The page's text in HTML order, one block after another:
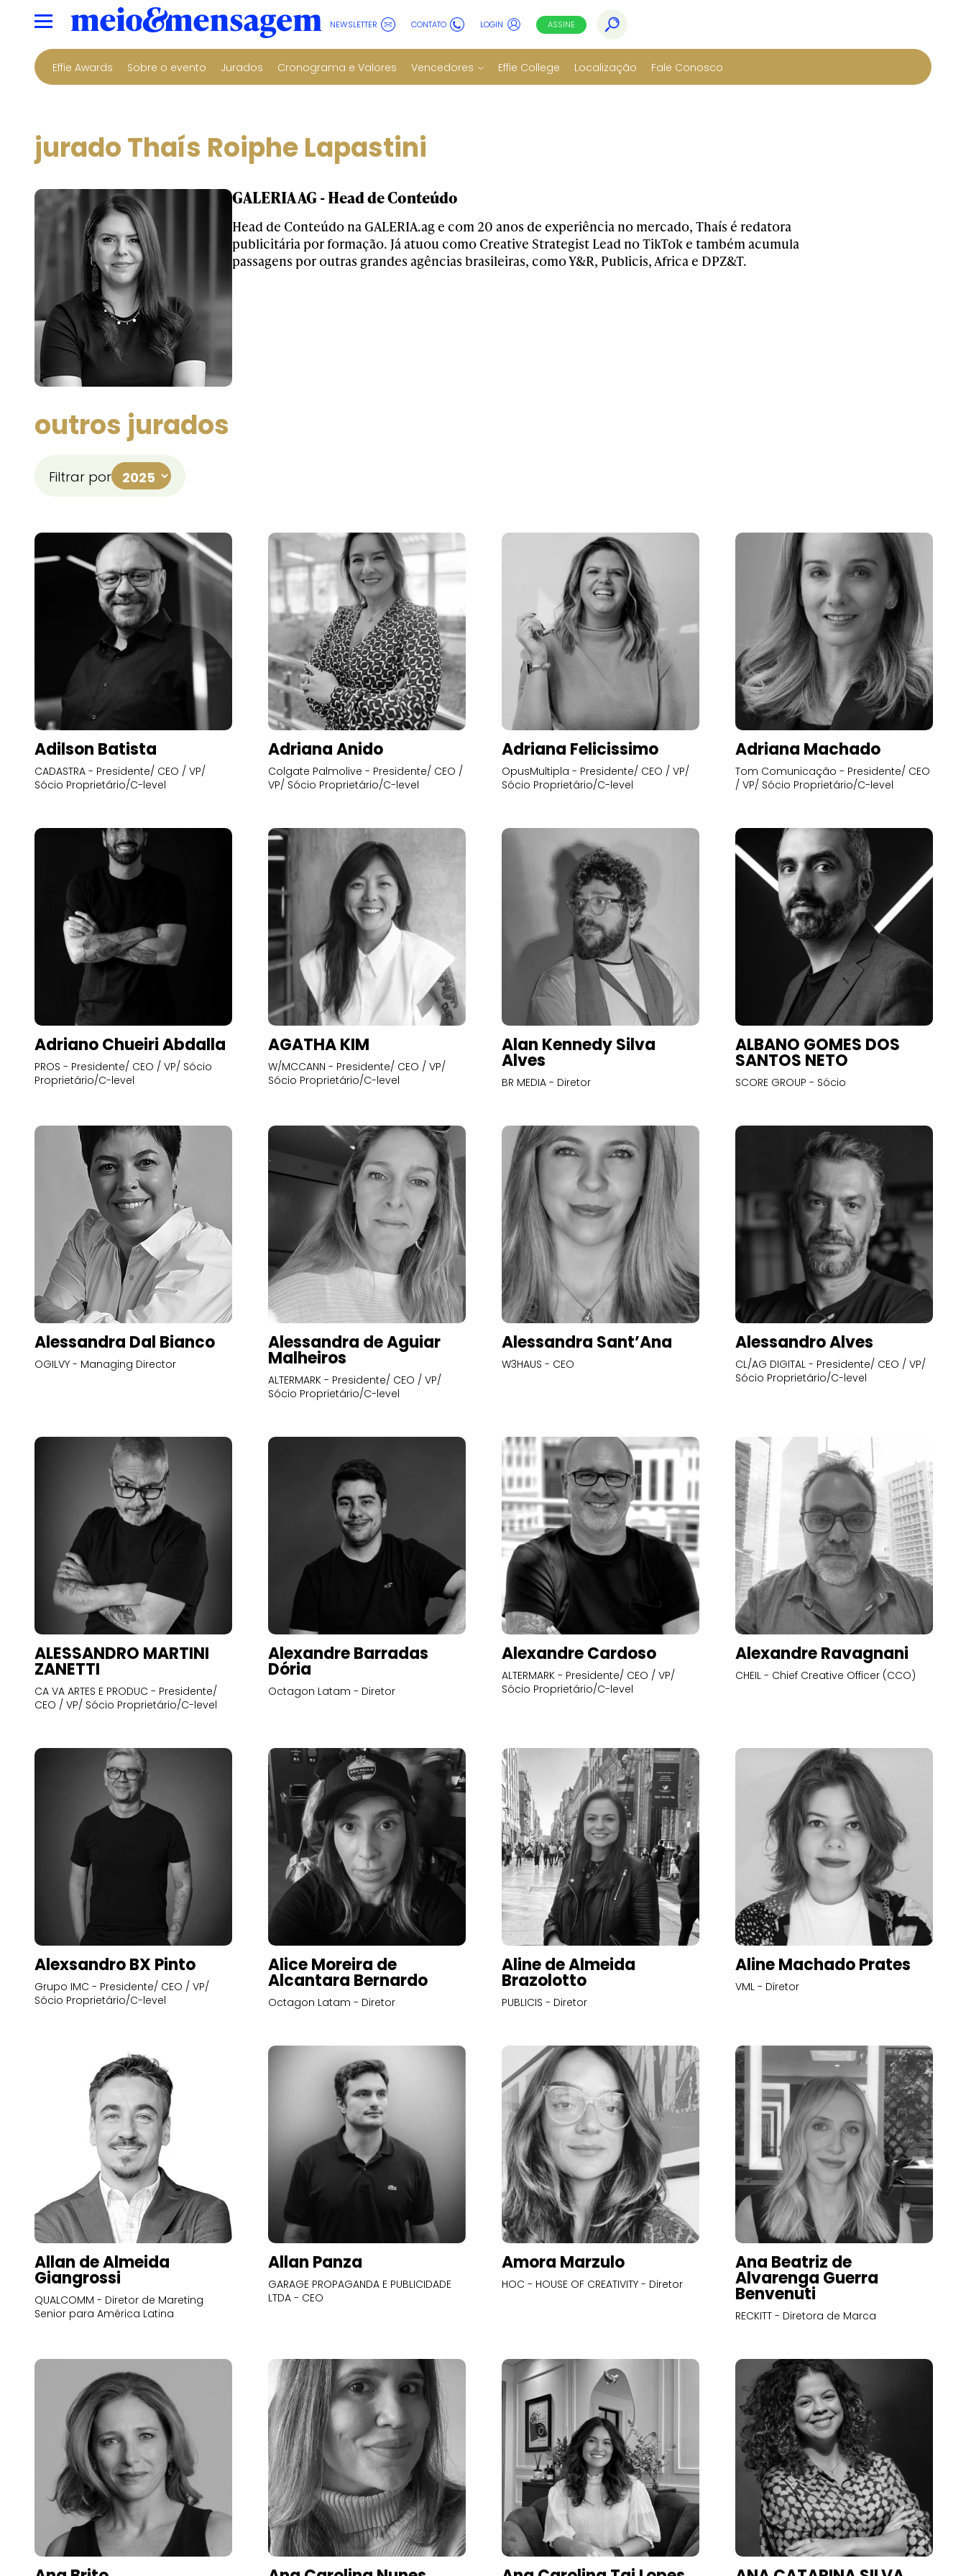
NEWSLETTER CONTATO LOGIN ASSINE
Effie Awards Sobre o evento Jurados Cronograma e Valores Vencedores Effie College Localização Fale Conosco
jurado Thaís Roiphe Lapastini
GALERIA AG - Head de Conteúdo
Head de Conteúdo na GALERIA.ag e com 20 anos de experiência no mercado, Thaís é redatora
publicitária por formação. Já atuou como Creative Strategist Lead no TikTok e também acumula
passagens por outras grandes agências brasileiras, como Y&R, Publicis, Africa e DPZ&T.
outros jurados
Filtrar por
Adilson Batista
CADASTRA - Presidente/ CEO / VP/
Sócio Proprietário/C-level
Adriana Anido
Colgate Palmolive - Presidente/ CEO /
VP/ Sócio Proprietário/C-level
Adriana Felicissimo
OpusMultipla - Presidente/ CEO / VP/
Sócio Proprietário/C-level
Adriana Machado
Tom Comunicação - Presidente/ CEO
/ VP/ Sócio Proprietário/C-level
Adriano Chueiri Abdalla
PROS - Presidente/ CEO / VP/ Sócio
Proprietário/C-level
AGATHA KIM
W/MCCANN - Presidente/ CEO / VP/
Sócio Proprietário/C-level
Alan Kennedy Silva
Alves
BR MEDIA - Diretor
ALBANO GOMES DOS
SANTOS NETO
SCORE GROUP - Sócio
Alessandra Dal Bianco
OGILVY - Managing Director
Alessandra de Aguiar
Malheiros
ALTERMARK - Presidente/ CEO / VP/
Sócio Proprietário/C-level
Alessandra Sant’Ana
W3HAUS - CEO
Alessandro Alves
CL/AG DIGITAL - Presidente/ CEO / VP/
Sócio Proprietário/C-level
ALESSANDRO MARTINI
ZANETTI
CA VA ARTES E PRODUC - Presidente/
CEO / VP/ Sócio Proprietário/C-level
Alexandre Barradas
Dória
Octagon Latam - Diretor
Alexandre Cardoso
ALTERMARK - Presidente/ CEO / VP/
Sócio Proprietário/C-level
Alexandre Ravagnani
CHEIL - Chief Creative Officer (CCO)
Alexsandro BX Pinto
Grupo IMC - Presidente/ CEO / VP/
Sócio Proprietário/C-level
Alice Moreira de
Alcantara Bernardo
Octagon Latam - Diretor
Aline de Almeida
Brazolotto
PUBLICIS - Diretor
Aline Machado Prates
VML - Diretor
Allan de Almeida
Giangrossi
QUALCOMM - Diretor de Mareting
Senior para América Latina
Allan Panza
GARAGE PROPAGANDA E PUBLICIDADE
LTDA - CEO
Amora Marzulo
HOC - HOUSE OF CREATIVITY - Diretor
Ana Beatriz de
Alvarenga Guerra
Benvenuti
RECKITT - Diretora de Marca